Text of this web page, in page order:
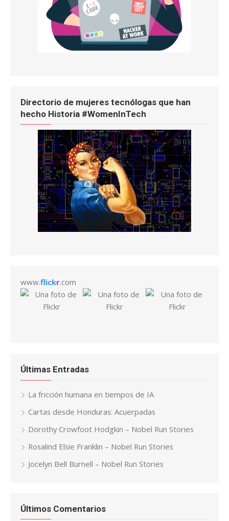
Directorio de mujeres tecnólogas que han
hecho Historia #WomenInTech
www.flickr.com
Últimas Entradas
La fricción humana en tiempos de IA
Cartas desde Honduras: Acuerpadas
Dorothy Crowfoot Hodgkin – Nobel Run Stories
Rosalind Elsie Franklin – Nobel Run Stories
Jocelyn Bell Burnell – Nobel Run Stories
Últimos Comentarios